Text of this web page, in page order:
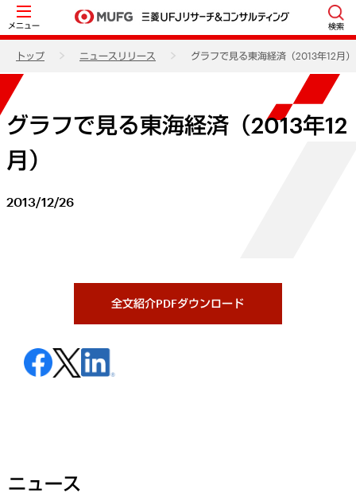
メニュー 検索
トップ ニュースリリース グラフで見る東海経済（2013年12月）
グラフで見る東海経済（2013年12
月）
2013/12/26
全文紹介PDFダウンロード
ニュース